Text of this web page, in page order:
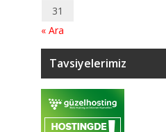
31
« Ara
Tavsiyelerimiz